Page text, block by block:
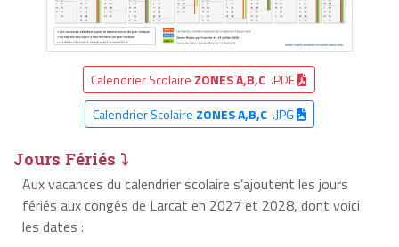
Calendrier Scolaire ZONES A,B,C .PDF
Calendrier Scolaire ZONES A,B,C.JPG
Jours Fériés ⤵
Aux vacances du calendrier scolaire s’ajoutent les jours
fériés aux congés de Larcat en 2027 et 2028, dont voici
les dates :